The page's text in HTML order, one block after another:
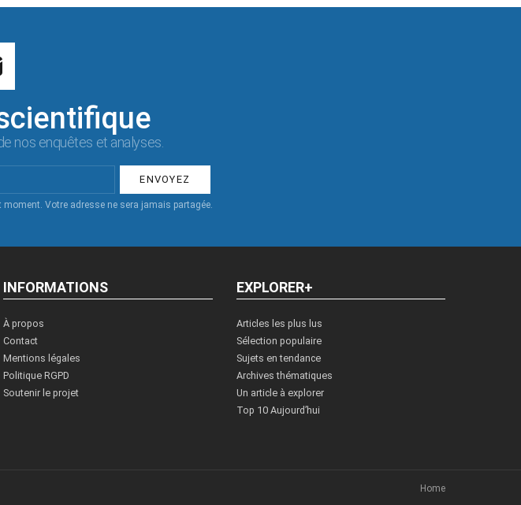
nos enquêtes et analyses.
Votre adresse ne sera jamais partagée.
INFORMATIONS
À propos
Contact
Mentions légales
Politique RGPD
Soutenir le projet
EXPLORER+
Articles les plus lus
Sélection populaire
Sujets en tendance
Archives thématiques
Un article à explorer
Top 10 Aujourd’hui
Home